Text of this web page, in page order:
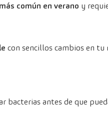
común en verano y
con sencillos cambios en
antes de que